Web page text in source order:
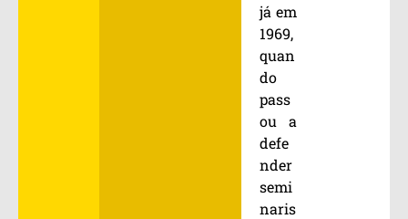
já em
1969,
quan
do
pass
ou a
defe
nder
semi
naris